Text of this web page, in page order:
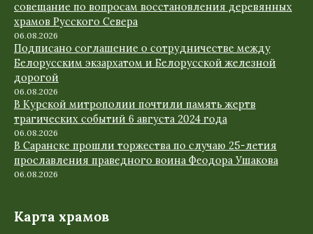
совещание по вопросам восстановления деревянных
храмов Русского Севера
06.08.2026
Подписано соглашение о сотрудничестве между
Белорусским экзархатом и Белорусской железной
дорогой
06.08.2026
В Курской митрополии почтили память жертв
трагических событий 6 августа 2024 года
06.08.2026
В Саранске прошли торжества по случаю 25-летия
прославления праведного воина Феодора Ушакова
06.08.2026
Карта храмов